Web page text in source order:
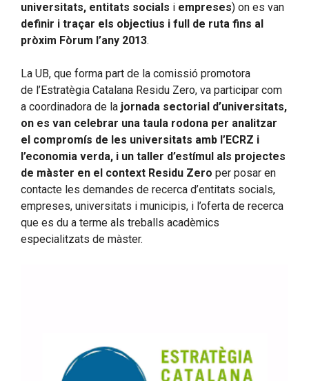
universitats, entitats socials i empreses) on es van
definir i traçar els objectius i full de ruta fins al
pròxim Fòrum l’any 2013.
La UB, que forma part de la comissió promotora
de l’Estratègia Catalana Residu Zero, va participar com
a coordinadora de la jornada sectorial d’universitats,
on es van celebrar una taula rodona per analitzar
el compromís de les universitats amb l’ECRZ i
l’economia verda, i un taller d’estímul als projectes
de màster en el context Residu Zero per posar en
contacte les demandes de recerca d’entitats socials,
empreses, universitats i municipis, i l’oferta de recerca
que es du a terme als treballs acadèmics
especialitzats de màster.